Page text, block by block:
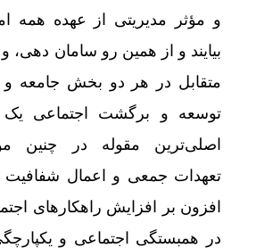
و مؤثر مدیریتی از عهده همه
بیایند و از همین رو سامان دهی، و
متقابل در هر دو بخش جامعه و
توسعه و برگشت اجتماعی
اصلی‌ترین مقوله در چنین
تعهدات جمعی و اعمال
افزون بر افزایش راهکارهای
در همبستگی اجتماعی و